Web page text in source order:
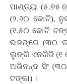
ପାଣ୍ଡ୍ୟା (୫.୭୫
(୨.୬୦ କୋଟି),
(୧.୫୦ କୋଟି
ଭଡଙ୍ଗେ (୩୦
ଲୁଙ୍ଗି ଏନଗିଡି (୧
ଅଭିନନ୍ଦ ସିଂ
ଟଙ୍କା) ।